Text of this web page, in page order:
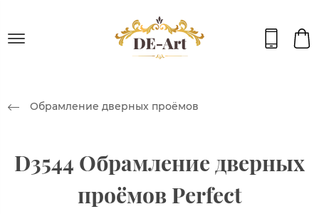
Обрамление дверных проёмов
D3544 Обрамление дверных
проёмов Perfect